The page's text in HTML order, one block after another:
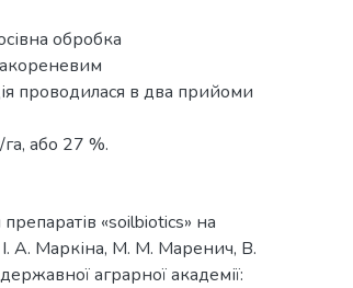
обробка
проводилася в два прийоми
або 27 %.
«soilbiotics» на
І. А. Маркіна, М. М. Маренич, В.
аграрної академії: